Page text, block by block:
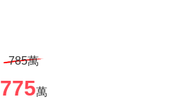
785萬
775萬